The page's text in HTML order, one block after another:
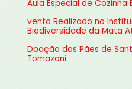
p
o
:
Aula Especial de Cozinha
vento Realizado no
Biodiversidade da Mata
Doação dos Pães de
Tomazoni